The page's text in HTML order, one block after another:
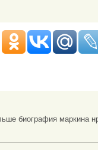
биография маркина